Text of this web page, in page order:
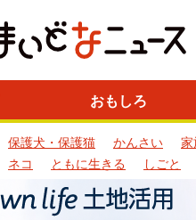
おもしろ
保護犬・保護猫 かんさい 家
ネコ
ともに生きる しごと